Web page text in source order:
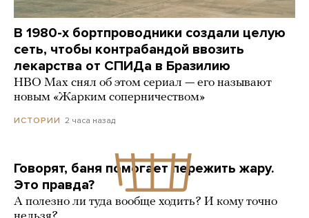
В 1980-х бортпроводники создали целую
сеть, чтобы контрабандой ввозить
лекарства от СПИДа в Бразилию
HBO Max снял об этом сериал — его называют
новым «Жарким соперничеством»
ИСТОРИИ 2 часа назад
Говорят, баня помогает пережить жару.
Это правда?
А полезно ли туда вообще ходить? И кому точно